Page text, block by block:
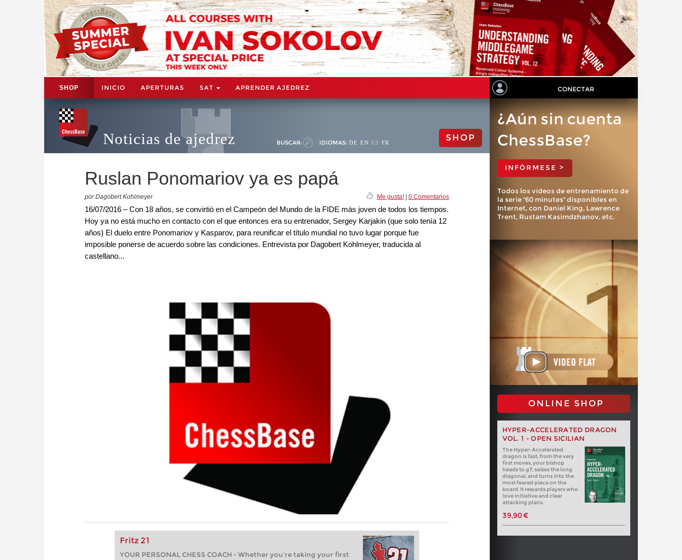
SHOP INICIO APERTURAS SAT APRENDER AJEDREZ CONECTAR
Noticias de ajedrez BUSCAR: IDIOMAS: DE EN ES FR SHOP
Ruslan Ponomariov ya es papá
por Dagobert Kohlmeyer Me gusta!| 0 Comentarios
16/07/2016 – Con 18 años, se convirtió en el Campeón del Mundo de la FIDE más joven de todos los tiempos.
Hoy ya no está mucho en contacto con el que entonces era su entrenador, Sergey Karjakin (que solo tenía 12
años) El duelo entre Ponomariov y Kasparov, para reunificar el título mundial no tuvo lugar porque fue
imposible ponerse de acuerdo sobre las condiciones. Entrevista por Dagobert Kohlmeyer, traducida al
castellano...
Fritz 21
YOUR PERSONAL CHESS COACH - Whether you’re taking your first
¿Aún sin cuenta
ChessBase?
INFÓRMESE >
Todos los vídeos de entrenamiento de
la serie "60 minutes" disponibles en
Internet, con Daniel King, Lawrence
Trent, Rustam Kasimdzhanov, etc.
ONLINE SHOP
HYPER-ACCELERATED DRAGON
VOL. 1 - OPEN SICILIAN
The Hyper-Accelerated
dragon is fast, from the very
first moves, your bishop
heads to g7, seizes the long
diagonal, and turns into the
most feared piece on the
board. It rewards players who
love initiative and clear
attacking plans.
39,90 €